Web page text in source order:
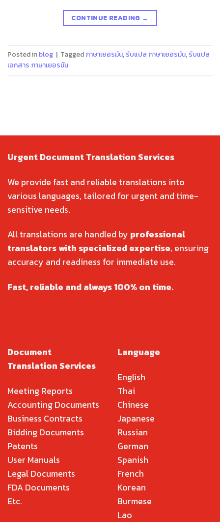
CONTINUE READING →
Posted inblog | Taggedภาษาเยอรมัน,รับแปล ภาษาเยอรมัน,รับแปล
เอกสาร ภาษาเยอรมัน
Urgent Document Translation Services
We provide fast and reliable translations into
various languages, tailored for urgent and time-
sensitive needs.
All translations are handled by professional
translators with specialized expertise, ensuring
accuracy and readiness for immediate use.
Fast, reliable and always 100% on time.
Document
Translation Services
Meeting Reports
Accounting Documents
Business Contracts
Bidding Documents
Patents
User Manuals
Legal Documents
FDA Documents
Etc.
Language
English
Thai
Chinese
Japanese
Russian
German
Spanish
French
Korean
Burmese
Lao